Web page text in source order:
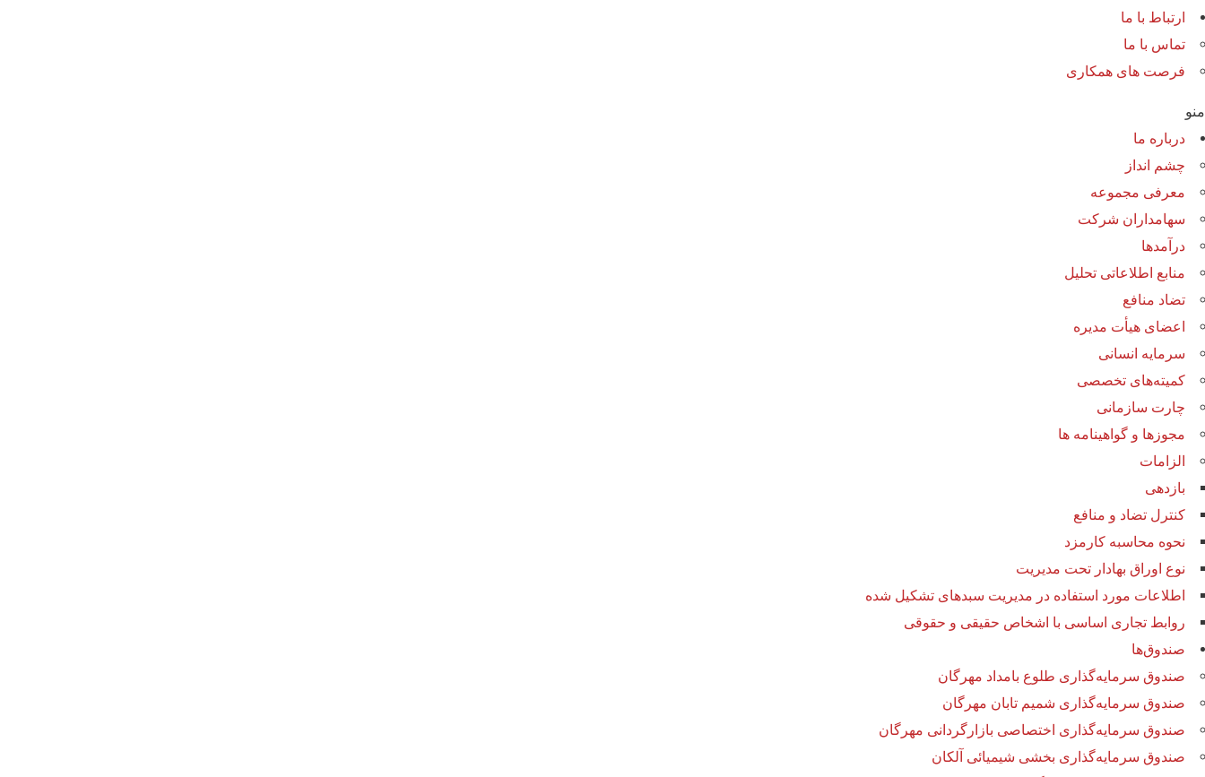
ارتباط با ما
تماس با ما
فرصت های همکاری
منو
درباره ما
چشم انداز
معرفی مجموعه
سهامداران شرکت
درآمد‌ها
منابع اطلاعاتی تحلیل
تضاد منافع
اعضای هیأت مدیره
سرمایه انسانی
کمیته‌های تخصصی
چارت سازمانی
مجوزها و گواهینامه ها
الزامات
بازدهی
کنترل تضاد و منافع
نحوه محاسبه کارمزد
نوع اوراق بهادار تحت مدیریت
اطلاعات مورد استفاده در مدیریت سبدهای تشکیل شده
روابط تجاری اساسی با اشخاص حقیقی و حقوقی
صندوق‌ها
صندوق سرمایه‌گذاری طلوع بامداد مهرگان
صندوق سرمایه‌گذاری شمیم تابان مهرگان
صندوق سرمایه‌گذاری اختصاصی بازارگردانی مهرگان
صندوق سرمایه‌گذاری بخشی شیمیائی آلکان